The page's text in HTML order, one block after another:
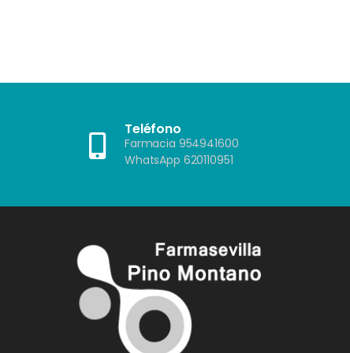
Teléfono
Farmacia 954941600
WhatsApp 620110951